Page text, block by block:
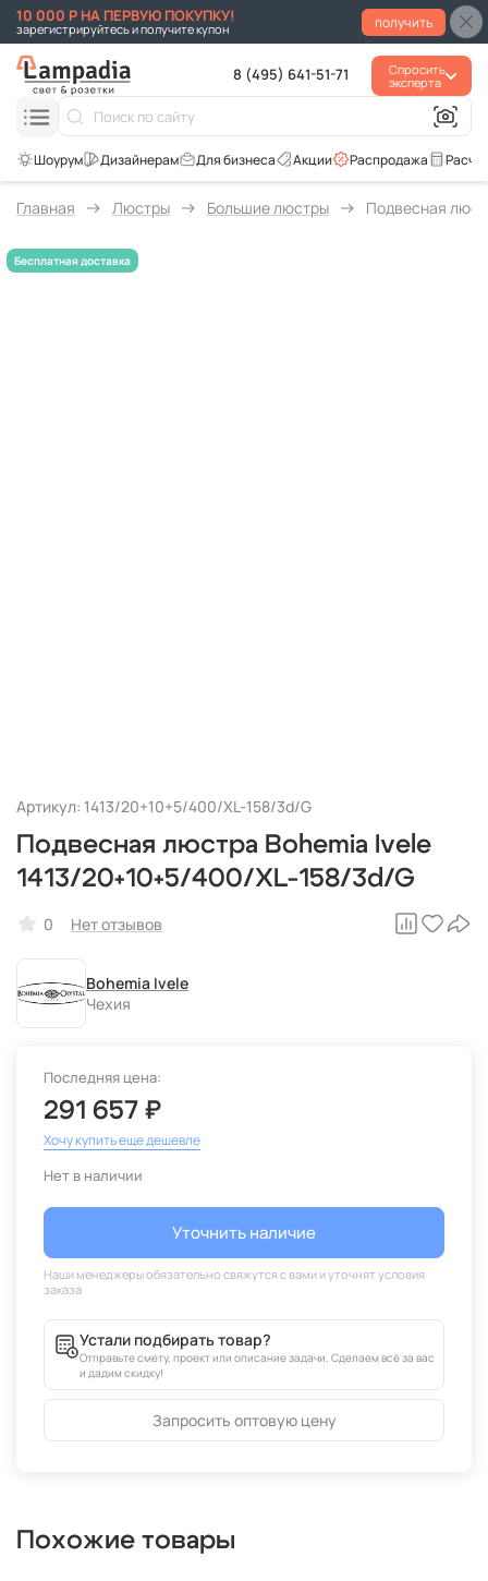
10 000 Р НА ПЕРВУЮ ПОКУПКУ!
зарегистрируйтесь и получите купон получить
8 (495) 641-51-71
Спросить
эксперта
Распродажа
Акции
Для бизнеса
Главная Люстры Большие люстры Подвесная
Артикул: 1413/20+10+5/400/XL-158/3d/G
Подвесная люстра Bohemia Ivele
1413/20+10+5/400/XL-158/3d/G
0 Нет отзывов
Bohemia Ivele
Чехия
Последняя цена:
291 657 ₽
Хочу купить еще дешевле
Нет в наличии
Уточнить наличие
Устали подбирать товар?
Отправьте смету, проект или описание задачи. Сделаем всё за вас
и дадим скидку!
Запросить оптовую цену
Похожие товары